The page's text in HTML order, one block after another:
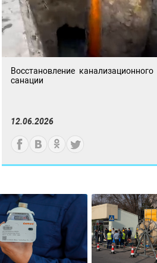
Восстановление
санации
12.06.2026